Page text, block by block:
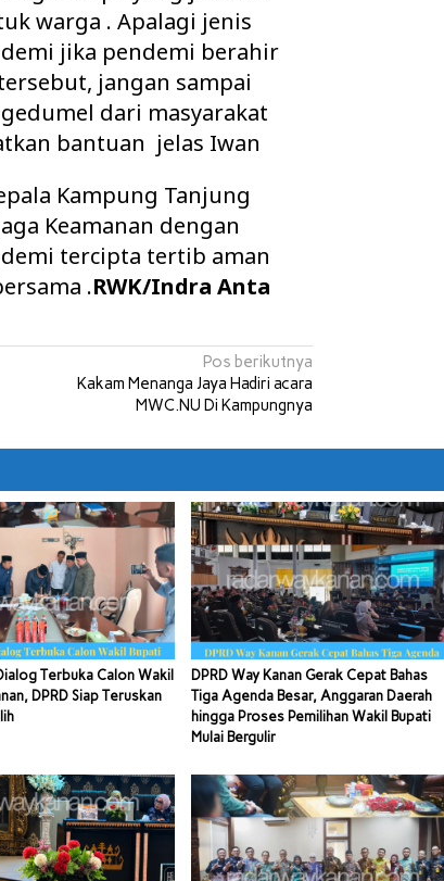
warga . Apalagi jenis
jika pendemi berahir
jangan sampai
dari masyarakat
bantuan jelas Iwan
Kampung Tanjung
Keamanan dengan
tercipta tertib aman
.RWK/Indra Anta
Pos berikutnya
Kakam Menanga Jaya Hadiri acara
MWC.NU Di Kampungnya
Terbuka Calon Wakil
DPRD Siap Teruskan
DPRD Way Kanan Gerak Cepat Bahas
Tiga Agenda Besar, Anggaran Daerah
hingga Proses Pemilihan Wakil Bupati
Mulai Bergulir